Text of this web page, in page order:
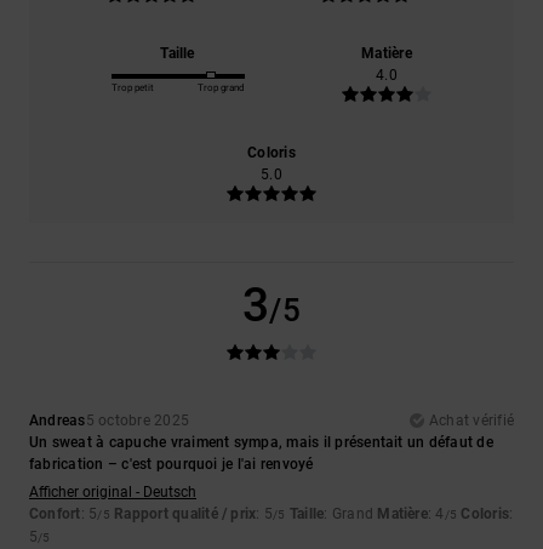
Taille
Trop petit Trop grand
Matière
4.0
Coloris
5.0
3/5
Andreas5 octobre 2025
Achat vérifié
Un sweat à capuche vraiment sympa, mais il présentait un défaut de
fabrication – c'est pourquoi je l'ai renvoyé
Afficher original - Deutsch
Confort: 5/5 Rapport qualité / prix: 5/5 Taille: Grand Matière: 4 /5 Coloris:
5/5